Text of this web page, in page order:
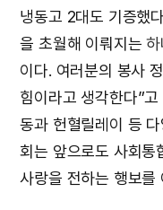
냉동고 2대도 기증했
을 초월해 이뤄지는
이다. 여러분의 봉사
힘이라고 생각한다”
동과 헌혈릴레이 등
회는 앞으로도 사회통
사랑을 전하는 행보를